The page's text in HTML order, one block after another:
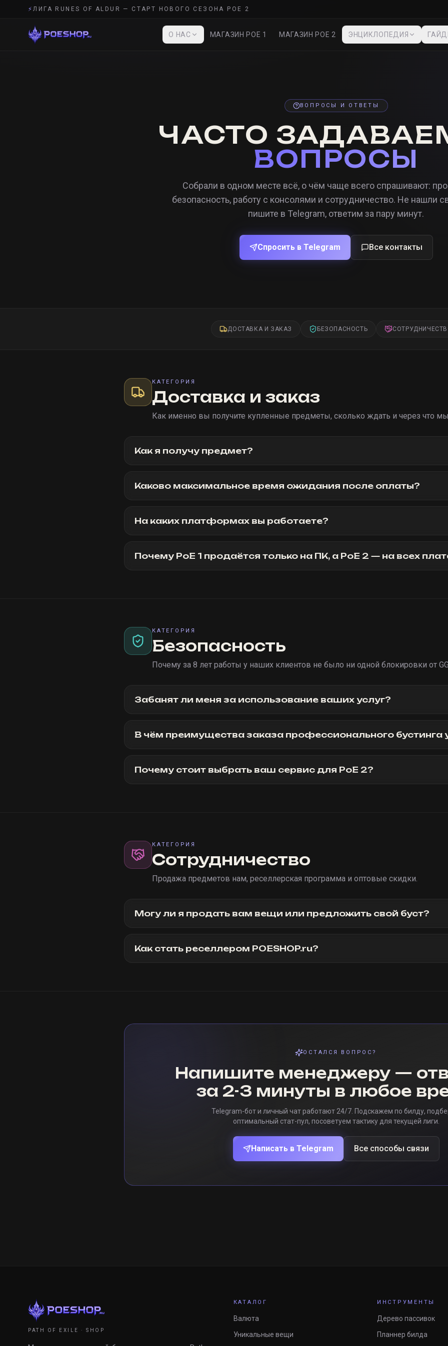
⚡ЛИГА RUNES OF ALDUR — СТАРТ НОВОГО СЕЗОНА POE 2
О НАС МАГАЗИН POE 1 МАГАЗИН POE 2 ЭНЦИКЛОПЕДИЯ
ВОПРОСЫ И ОТВЕТЫ
ЧАСТО
ВОПРОСЫ
Собрали в одном месте всё, о чём чаще всего спрашивают: про
безопасность, работу с консолями и сотрудничество. Не нашли
пишите в Telegram, ответим за пару минут.
Спросить в Telegram Все контакты
ДОСТАВКА И ЗАКАЗ БЕЗОПАСНОСТЬ
КАТЕГОРИЯ
Доставка и заказ
Как именно вы получите купленные предметы, сколько ждать и через что
Как я получу предмет?
Каково максимальное время ожидания после оплаты?
На каких платформах вы работаете?
Почему PoE 1 продаётся только на ПК, а PoE 2 — на всех
КАТЕГОРИЯ
Безопасность
Почему за 8 лет работы у наших клиентов не было ни одной блокировки от
Забанят ли меня за использование ваших услуг?
В чём преимущества заказа профессионального бустинга
Почему стоит выбрать ваш сервис для PoE 2?
КАТЕГОРИЯ
Сотрудничество
Продажа предметов нам, реселлерская программа и оптовые скидки.
Могу ли я продать вам вещи или предложить свой буст?
Как стать реселлером POESHOP.ru?
ОСТАЛСЯ ВОПРОС?
Напишите менеджеру —
за 2-3 минуты в любое
Telegram-бот и личный чат работают 24/7. Подскажем по билду,
оптимальный стат-пул, посоветуем тактику для текущей лиги.
Написать в Telegram Все способы связи
PATH OF EXILE · SHOP
КАТАЛОГ
Валюта
Уникальные вещи
ИНСТРУМЕНТЫ
Дерево пассивок
Планнер билда